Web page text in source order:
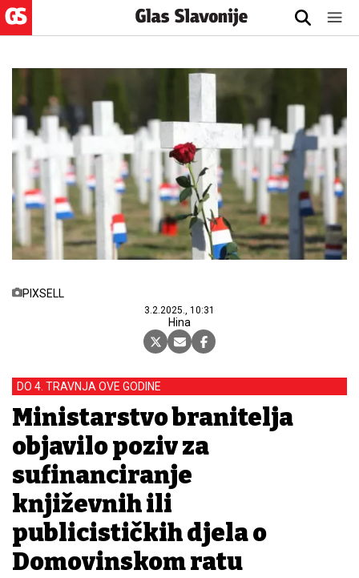
PIXSELL
3.2.2025., 10:31
Hina
DO 4. TRAVNJA OVE GODINE
Ministarstvo branitelja
objavilo poziv za
sufinanciranje
književnih ili
publicističkih djela o
Domovinskom ratu